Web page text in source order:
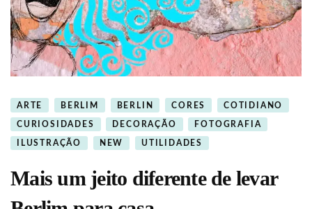
ARTE BERLIM BERLIN CORES COTIDIANO
CURIOSIDADES DECORAÇÃO FOTOGRAFIA
ILUSTRAÇÃO NEW UTILIDADES
Mais um jeito diferente de levar